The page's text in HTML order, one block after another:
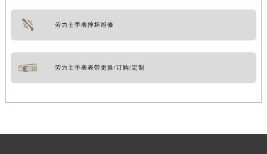
劳力士手表摔坏维修
劳力士手表表带更换/订购/定制